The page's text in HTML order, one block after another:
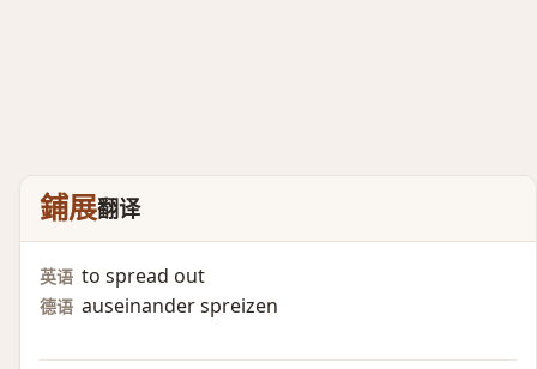
鋪展翻译
英语 to spread out
德语 auseinander spreizen